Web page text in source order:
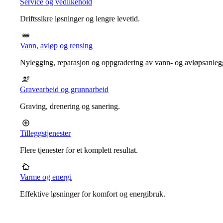
Driftssikre løsninger og lengre levetid.
Vann, avløp og rensing
Nylegging, reparasjon og oppgradering av vann- og
Gravearbeid og grunnarbeid
Graving, drenering og sanering.
Tilleggstjenester
Flere tjenester for et komplett resultat.
Varme og energi
Effektive løsninger for komfort og energibruk.